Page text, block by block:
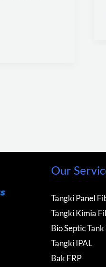
Our
Tangki Panel
Tangki Kimia
Bio Septic Tank
Tangki IPAL
Bak FRP